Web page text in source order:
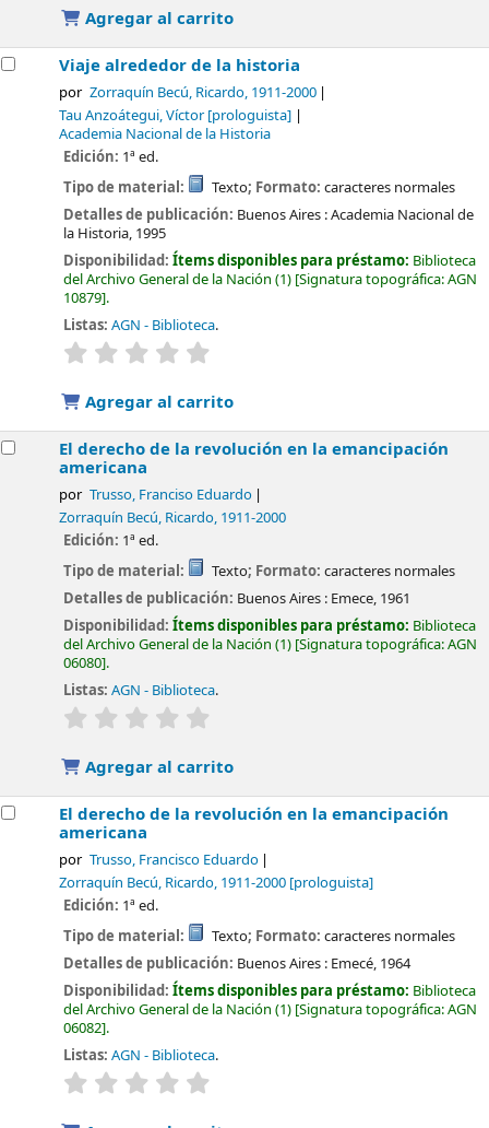
Agregar al carrito
Viaje alrededor de la historia
por Zorraquín Becú, Ricardo, 1911-2000
Tau Anzoátegui, Víctor[prologuista]
Academia Nacional de la Historia
Edición: 1ª ed.
Tipo de material:
Texto; Formato: caracteres normales
Detalles de publicación: Buenos Aires :Academia Nacional de
la Historia, 1995
Disponibilidad:Ítems disponibles para préstamo: Biblioteca
del Archivo General de la Nación (1) Signatura topográfica:AGN
10879 .
Listas: AGN - Biblioteca.
valoración
Agregar al carrito
El derecho de la revolución en la emancipación
americana
por Trusso, Franciso Eduardo
Zorraquín Becú, Ricardo, 1911-2000
Edición: 1ª ed.
Tipo de material:
Texto; Formato: caracteres normales
Detalles de publicación: Buenos Aires : Emece, 1961
Disponibilidad:Ítems disponibles para préstamo: Biblioteca
del Archivo General de la Nación (1) Signatura topográfica:AGN
06080 .
Listas: AGN - Biblioteca.
valoración
Agregar al carrito
El derecho de la revolución en la emancipación
americana
por Trusso, Francisco Eduardo
Zorraquín Becú, Ricardo, 1911-2000 [prologuista]
Edición: 1ª ed.
Tipo de material:
Texto; Formato: caracteres normales
Detalles de publicación: Buenos Aires : Emecé, 1964
Disponibilidad:Ítems disponibles para préstamo: Biblioteca
del Archivo General de la Nación (1) Signatura topográfica:AGN
06082 .
Listas: AGN - Biblioteca.
valoración